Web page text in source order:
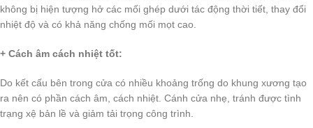
không bị hiện tượng hở các mối ghép dưới tác động thời tiết, thay đổi
nhiệt độ và có khả năng chống mối mọt cao.
+ Cách âm cách nhiệt tốt:
Do kết cấu bên trong cửa có nhiều khoảng trống do khung xương tạo
ra nên có phần cách âm, cách nhiệt. Cánh cửa nhẹ, tránh được tình
trạng xệ bản lề và giảm tải trọng công trình.